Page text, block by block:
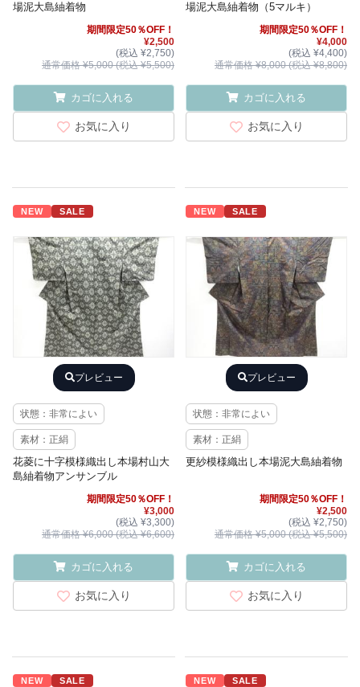
場泥大島紬着物
期間限定50％OFF！
¥2,500
(税込 ¥2,750)
通常価格 ¥5,000 (税込 ¥5,500)
カゴに入れる
お気に入り
場泥大島紬着物（5マルキ）
期間限定50％OFF！
¥4,000
(税込 ¥4,400)
通常価格 ¥8,000 (税込 ¥8,800)
カゴに入れる
お気に入り
NEW SALE
プレビュー
状態：非常によい
素材：正絹
花菱に十字模様織出し本場村山大
島紬着物アンサンブル
期間限定50％OFF！
¥3,000
(税込 ¥3,300)
通常価格 ¥6,000 (税込 ¥6,600)
カゴに入れる
お気に入り
NEW SALE
プレビュー
状態：非常によい
素材：正絹
更紗模様織出し本場泥大島紬着物
期間限定50％OFF！
¥2,500
(税込 ¥2,750)
通常価格 ¥5,000 (税込 ¥5,500)
カゴに入れる
お気に入り
NEW SALE NEW SALE